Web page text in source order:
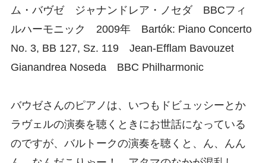
ム・バヴゼ ジャナンドレア・ノセダ BBCフィ
ルハーモニック 2009年 Bartók: Piano Concerto
No. 3, BB 127, Sz. 119 Jean-Efflam Bavouzet
Gianandrea Noseda BBC Philharmonic
バウゼさんのピアノは、いつもドビュッシーとか
ラヴェルの演奏を聴くときにお世話になっている
のですが、バルトークの演奏を聴くと、ん、んん